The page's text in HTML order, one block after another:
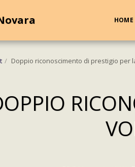
HOME
Doppio riconoscimento di prestigio per